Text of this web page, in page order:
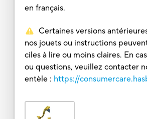
en français.
Certaines versions
nos jouets ou instructions
ciles à lire ou moins claires. En
ou questions, veuillez contacter
entèle : https://